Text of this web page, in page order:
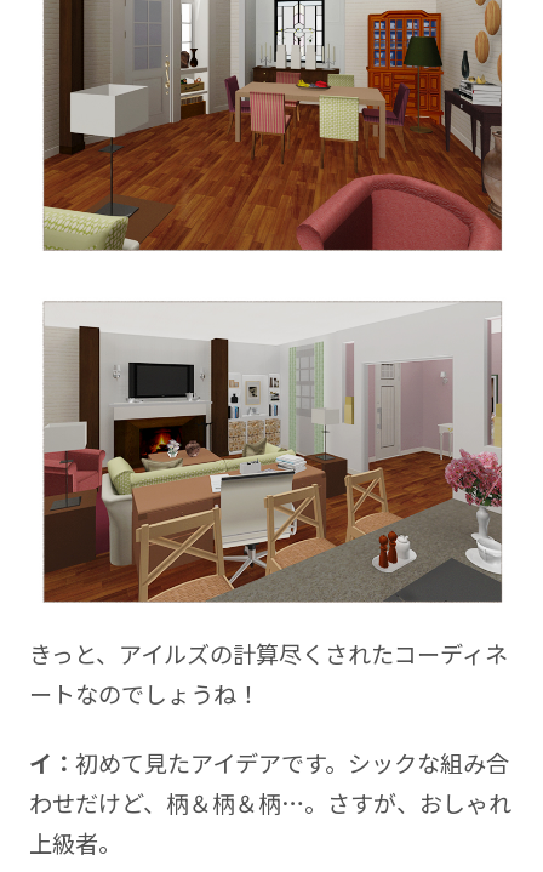
きっと、アイルズの計算尽くされたコーディネ
ートなのでしょうね！
イ： 初めて見たアイデアです。シックな組み合
わせだけど、柄＆柄＆柄…。さすが、おしゃれ
上級者。